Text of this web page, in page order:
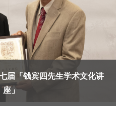
届「钱宾四先生学术文化讲
座」